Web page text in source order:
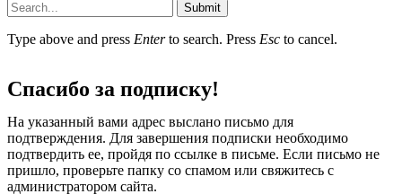
Submit
Type above and press Enterto search. Press Esc to cancel.
Спасибо за подписку!
На указанный вами адрес выслано письмо для
подтверждения. Для завершения подписки необходимо
подтвердить ее, пройдя по ссылке в письме. Если письмо не
пришло, проверьте папку со спамом или свяжитесь с
администратором сайта.